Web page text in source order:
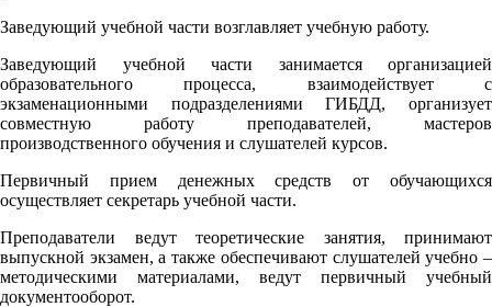
Заведующий учебной части возглавляет учебную работу.
Заведующий учебной части занимается организацией
образовательного процесса, взаимодействует с
экзаменационными подразделениями ГИБДД, организует
совместную работу преподавателей, мастеров
производственного обучения и слушателей курсов.
Первичный прием денежных средств от обучающихся
осуществляет секретарь учебной части.
Преподаватели ведут теоретические занятия, принимают
выпускной экзамен, а также обеспечивают слушателей учебно –
методическими материалами, ведут первичный учебный
документооборот.